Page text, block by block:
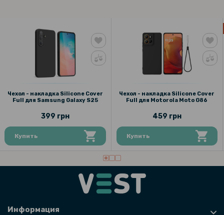
319 грн
399 грн
Противоударная гидрогелевая пленка Privacy HD Glossy для
119 грн
Защитное стекло Tempered Glass на заднюю камеру для Motorola
Чехол - накладка Silicone Cover
Full для Samsung Galaxy S25
399 грн
Купить
Чехол - накладка Silicone Cover
Full для Motorola Moto G86
459 грн
Купить
Информация